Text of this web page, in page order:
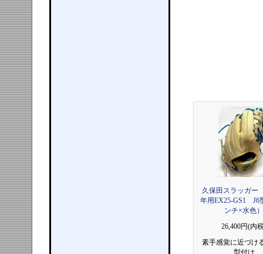
久保田スラッガ
年用EX25-GS1 J6
ンチ×水色）
26,400円(内
素手感覚に近づけ
型付け